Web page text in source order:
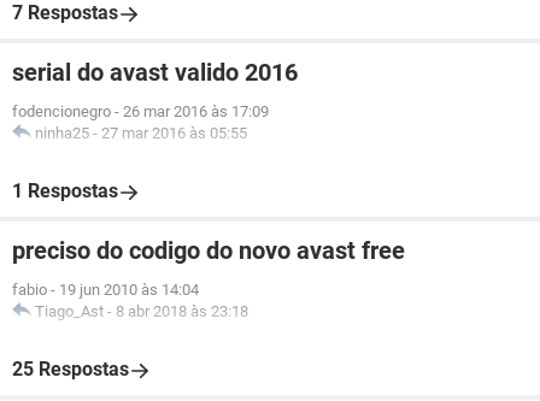
7 Respostas
serial do avast valido 2016
fodencionegro - 26 mar 2016 às 17:09
ninha25 - 27 mar 2016 às 05:55
1 Respostas
preciso do codigo do novo avast free
fabio - 19 jun 2010 às 14:04
Tiago_Ast - 8 abr 2018 às 23:18
25 Respostas